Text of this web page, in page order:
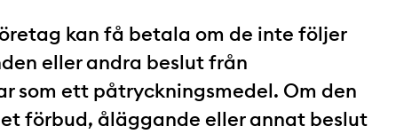
kan få betala om de inte följer
eller andra beslut från
som ett påtryckningsmedel. Om den
förbud, åläggande eller annat beslut